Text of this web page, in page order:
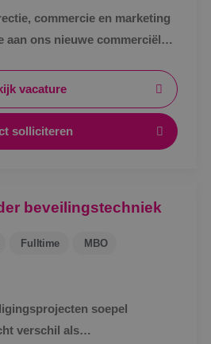
commercie en marketing
aan ons nieuwe commerciële
vacature
solliciteren
beveilingstechniek
Fulltime MBO
soepel
verschil als